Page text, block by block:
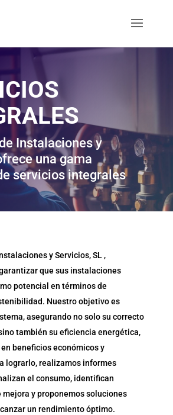
Instalaciones y
una gama
servicios integrales
y Servicios, SL ,
que sus instalaciones
potencial en términos de
Nuestro objetivo es
asegurando no solo su correcto
también su eficiencia energética,
en beneficios económicos y
lograrlo, realizamos informes
el consumo, identifican
y proponemos soluciones
un rendimiento óptimo.